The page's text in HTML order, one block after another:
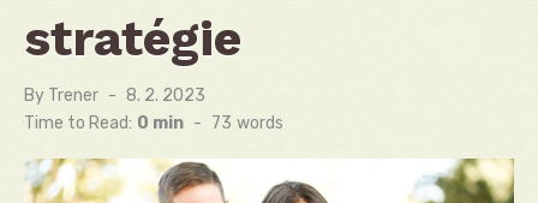
stratégie
By Trener
Posted
on
8. 2. 2023
Time to Read: 0 min - 73 words